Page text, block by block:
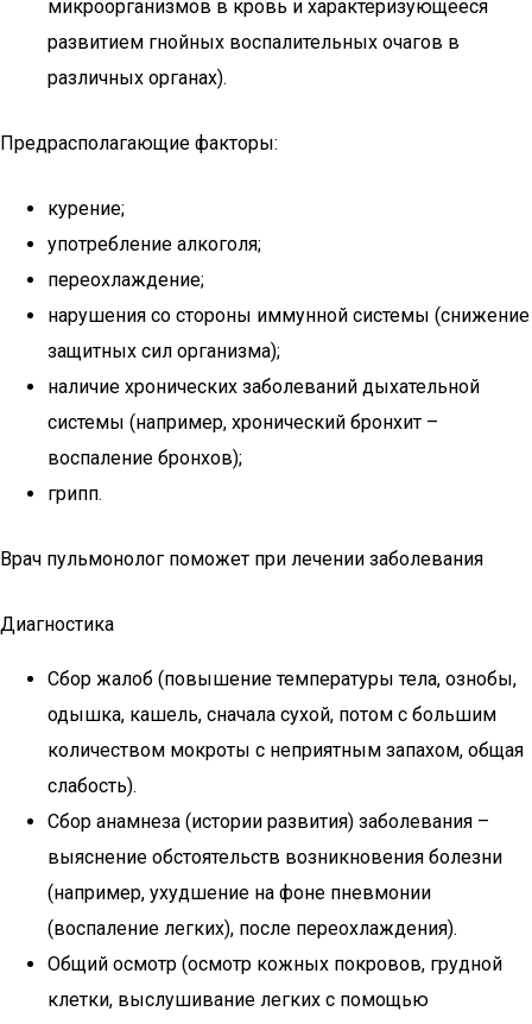
микроорганизмов в кровь и характеризующееся
развитием гнойных воспалительных очагов в
различных органах).
Предрасполагающие факторы:
курение;
употребление алкоголя;
переохлаждение;
нарушения со стороны иммунной системы (снижение
защитных сил организма);
наличие хронических заболеваний дыхательной
системы (например, хронический бронхит –
воспаление бронхов);
грипп.
Врач пульмонолог поможет при лечении заболевания
Диагностика
Сбор жалоб (повышение температуры тела, ознобы,
одышка, кашель, сначала сухой, потом с большим
количеством мокроты с неприятным запахом, общая
слабость).
Сбор анамнеза (истории развития) заболевания –
выяснение обстоятельств возникновения болезни
(например, ухудшение на фоне пневмонии
(воспаление легких), после переохлаждения).
Общий осмотр (осмотр кожных покровов, грудной
клетки, выслушивание легких с помощью